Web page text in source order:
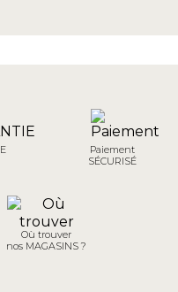
Paiement
SÉCURISÉ
Où trouver
nos MAGASINS ?